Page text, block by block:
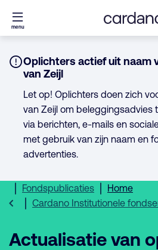
Direct
naar
menu
Notice:
Oplichters actief uit naam
van Zeijl
Let op! Oplichters doen zich
van Zeijl om beleggingsadvies
via berichten, e-mails en
met gebruik van zijn naam en
advertenties.
Home
Fondspublicaties
Cardano Institutionele
Actualisatie van